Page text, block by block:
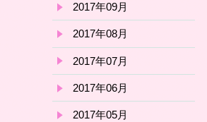
2017年09月
2017年08月
2017年07月
2017年06月
2017年05月